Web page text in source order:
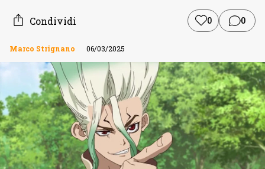
Condividi 0 0
Marco Strignano 06/03/2025